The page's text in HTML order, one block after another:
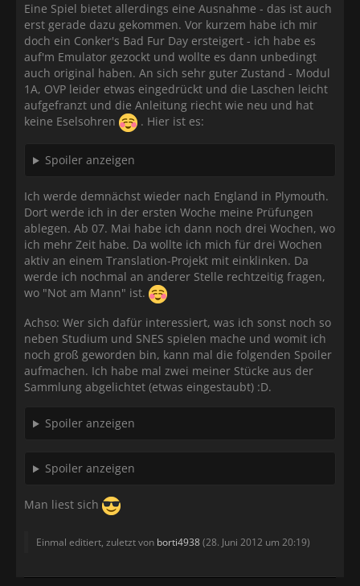
Eine Spiel bietet allerdings eine Ausnahme - das ist auch
erst gerade dazu gekommen. Vor kurzem habe ich mir
doch ein Conker's Bad Fur Day ersteigert - ich habe es
auf'm Emulator gezockt und wollte es dann unbedingt
auch original haben. An sich sehr guter Zustand - Modul
1A, OVP leider etwas eingedrückt und die Laschen leicht
aufgefranzt und die Anleitung riecht wie neu und hat
keine Eselsohren
. Hier ist es:
Spoiler anzeigen
Ich werde demnächst wieder nach England in Plymouth.
Dort werde ich in der ersten Woche meine Prüfungen
ablegen. Ab 07. Mai habe ich dann noch drei Wochen, wo
ich mehr Zeit habe. Da wollte ich mich für drei Wochen
aktiv an einem Translation-Projekt mit einklinken. Da
werde ich nochmal an anderer Stelle rechtzeitig fragen,
wo "Not am Mann" ist.
Achso: Wer sich dafür interessiert, was ich sonst noch so
neben Studium und SNES spielen mache und womit ich
noch groß geworden bin, kann mal die folgenden Spoiler
aufmachen. Ich habe mal zwei meiner Stücke aus der
Sammlung abgelichtet (etwas eingestaubt) :D.
Spoiler anzeigen
Spoiler anzeigen
Man liest sich
Einmal editiert, zuletzt von borti4938(28. Juni 2012 um 20:19)